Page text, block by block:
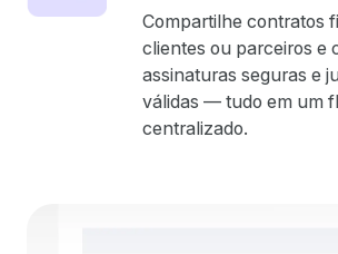
Compartilhe contratos
clientes ou parceiros e
assinaturas seguras e
válidas — tudo em um
centralizado.